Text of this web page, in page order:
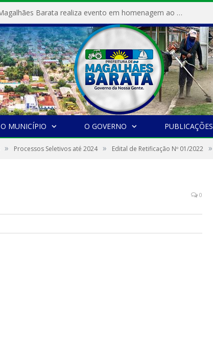
Prefeitura de Magalhães Barata realiza evento em homenagem ao Dia Internacional da Mulher
O MUNICÍPIO O GOVERNO PUBLICAÇÕES
» Processos Seletivos até 2024 » Edital de Retificação Nº 01/2022 »
0